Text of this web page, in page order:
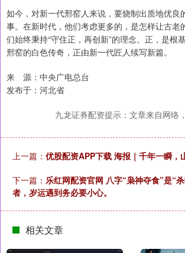
如今，对新一代邢窑人来说，要烧制出质地优良
事。在新时代，他们考虑更多的，是怎样让古老
们始终秉持“守住正，再创新”的理念。正，是根
邢窑的白色传奇，正由新一代匠人续写新篇。
来 源：中央广电总台
发布于：河北省
九龙证券配资提示：文章来自网络
上一篇： 优股配资APP下载 海报｜千年一瞬，
下一篇： 乐红网配资官网 八字“枭神夺食”是“
者，岁运遇到务必要小心。
相关文章